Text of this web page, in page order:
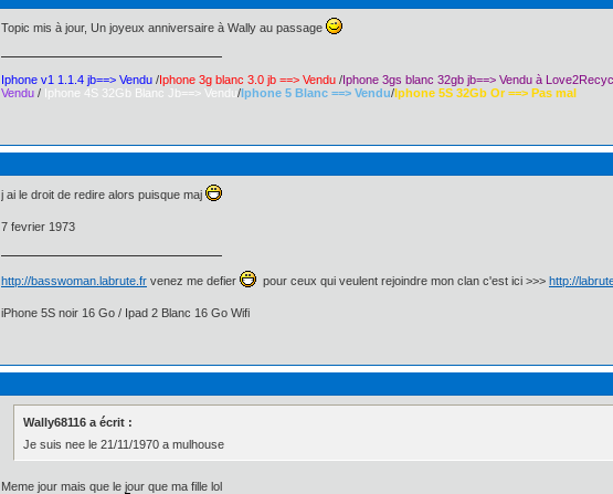
Topic mis à jour, Un joyeux anniversaire à Wally au passage
Iphone v1 1.1.4 jb==> Vendu /Iphone 3g blanc 3.0 jb ==> Vendu /Iphone 3gs blanc 32gb jb==> Vendu à
Vendu / Iphone 4S 32Gb Blanc Jb==> Vendu/Iphone 5 Blanc ==> Vendu/Iphone 5S 32Gb Or ==> Pas mal
j ai le droit de redire alors puisque maj
7 fevrier 1973
http://basswoman.labrute.fr venez me defier pour ceux qui veulent rejoindre mon clan c'est ici >>> http://
iPhone 5S noir 16 Go / Ipad 2 Blanc 16 Go Wifi
Wally68116 a écrit :
Je suis nee le 21/11/1970 a mulhouse
Meme jour mais que le jour que ma fille lol